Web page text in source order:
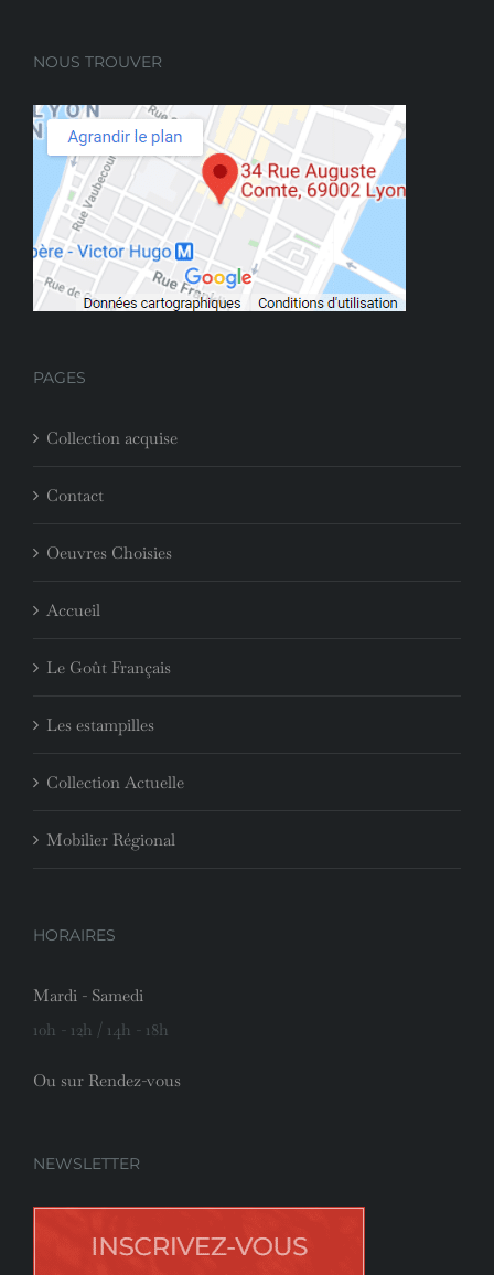
NOUS TROUVER
PAGES
Collection acquise
Contact
Oeuvres Choisies
Accueil
Le Goût Français
Les estampilles
Collection Actuelle
Mobilier Régional
HORAIRES
Mardi - Samedi
10h - 12h / 14h - 18h
Ou sur Rendez-vous
NEWSLETTER